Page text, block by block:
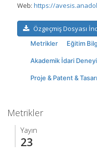
Web: https://
Özgeçmiş Dosyası
Metrikler Eğitim
Akademik İdari
Proje & Patent &
Metrikler
Yayın
23